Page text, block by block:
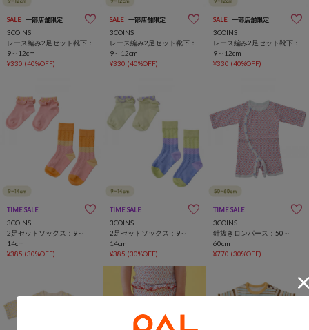
SALE 一部店舗限定
3COINS
レース編み2足セット靴下：
9～12cm
¥330 (40%OFF)
SALE 一部店舗限定
3COINS
レース編み2足セット靴下：
9～12cm
¥330 (40%OFF)
SALE 一部店舗限定
3COINS
レース編み2足セット靴下：
9～12cm
¥330 (40%OFF)
TIME SALE
3COINS
2足セットソックス：9～
14cm
¥385 (30%OFF)
TIME SALE
3COINS
2足セットソックス：9～
14cm
¥385 (30%OFF)
TIME SALE
3COINS
針抜きロンパース：50～
60cm
¥770 (30%OFF)